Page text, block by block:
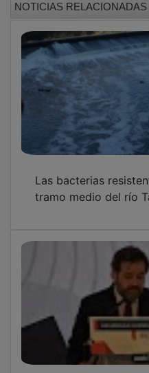
NOTICIAS RELACIONADAS
Las bacterias
tramo medio del río